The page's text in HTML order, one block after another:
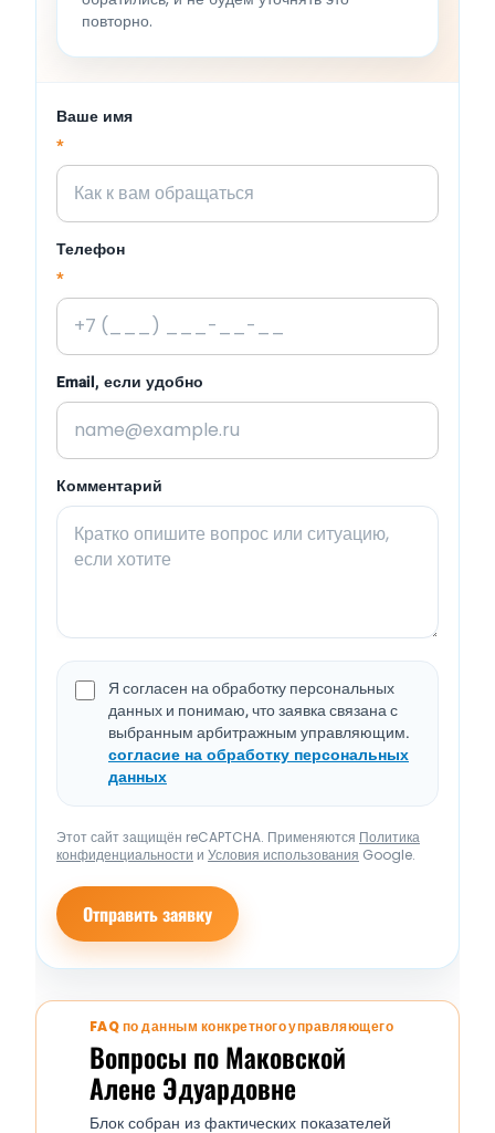
повторно.
Ваше имя
*
Телефон
*
Email, если удобно
Комментарий
Я согласен на обработку персональных
данных и понимаю, что заявка связана с
выбранным арбитражным управляющим.
согласие на обработку персональных
данных
Этот сайт защищён reCAPTCHA. Применяются Политика
конфиденциальности и Условия использования Google.
Отправить заявку
FAQ по данным конкретного управляющего
Вопросы по Маковской
Алене Эдуардовне
Блок собран из фактических показателей